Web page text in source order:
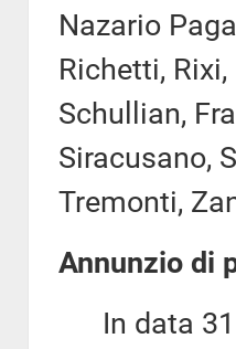
Nazario
Richetti,
Schullian,
Siracusano,
Tremonti,
Annunzio di
In data 31